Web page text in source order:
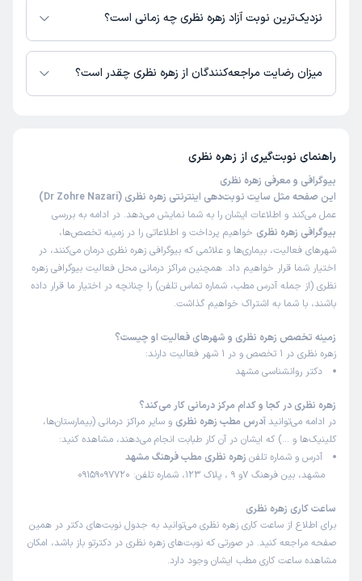
نزدیک‌ترین نوبت آزاد زهره نظری چه زمانی است؟
زهره نظری از روز شنبه 17 مرداد 1405 بیمار جدید می‌پذیرند.
میزان رضایت مراجعه‌کنندگان از زهره نظری چقدر است؟
راهنمای نوبت‌گیری از زهره نظری
بیوگرافی و معرفی زهره نظری
این صفحه مثل سایت نوبت‌دهی اینترنتی زهره نظری (Dr Zohre Nazari)
عمل می‌کند و اطلاعات ایشان را به شما نمایش می‌دهد. در ادامه به بررسی
بیوگرافی زهره نظری خواهیم پرداخت و اطلاعاتی را در زمینه تخصص‌ها،
شهرهای فعالیت، بیماری‌ها و علائمی که بیوگرافی زهره نظری درمان می‌کنند، در
اختیار شما قرار خواهیم داد. همچنین مراکز درمانی محل فعالیت بیوگرافی زهره
نظری (از جمله آدرس مطب، شماره تماس تلفن) را چنانچه در اختیار ما قرار داده
باشند، با شما به اشتراک خواهیم گذاشت.
زمینه تخصص زهره نظری و شهرهای فعالیت او چیست؟
زهره نظری در 1 تخصص و در 1 شهر فعالیت دارند:
دکتر روانشناسی مشهد
زهره نظری در کجا و کدام مرکز درمانی کار می‌کند؟
در ادامه می‌توانید آدرس مطب زهره نظری و سایر مراکز درمانی (بیمارستان‌ها،
کلینیک‌ها و …) که ایشان در آن کار طبابت انجام می‌دهند، مشاهده کنید:
آدرس و شماره تلفن زهره نظری مطب فرهنگ مشهد
مشهد، بین فرهنگ 7و 9 ، پلاک 123، شماره تلفن: 09159097720
ساعت کاری زهره نظری
برای اطلاع از ساعت کاری زهره نظری می‌توانید به جدول نوبت‌های دکتر در همین
صفحه مراجعه کنید. در صورتی که نوبت‌های زهره نظری در دکترتو باز باشد، امکان
مشاهده ساعت کاری مطب ایشان وجود دارد.